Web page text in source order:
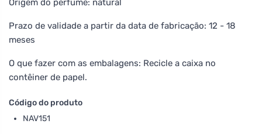
Prazo de validade a partir da data de fabricação: 12 - 18
meses
O que fazer com as embalagens: Recicle a caixa no
contêiner de papel.
Código do produto
NAV151